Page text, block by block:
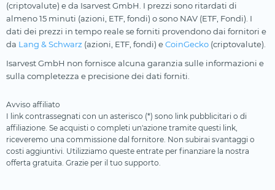
(criptovalute) e da Isarvest GmbH. I prezzi sono ritardati di
almeno 15 minuti (azioni, ETF, fondi) o sono NAV (ETF, Fondi). I
dati dei prezzi in tempo reale se forniti provendono dai fornitori e
da Lang & Schwarz (azioni, ETF, fondi) eCoinGecko (criptovalute).
Isarvest GmbH non fornisce alcuna garanzia sulle informazioni e
sulla completezza e precisione dei dati forniti.
Avviso affiliato
I link contrassegnati con un asterisco (*) sono link pubblicitari o di
affiliazione. Se acquisti o completi un'azione tramite questi link,
riceveremo una commissione dal fornitore. Non subirai svantaggi o
costi aggiuntivi. Utilizziamo queste entrate per finanziare la nostra
offerta gratuita. Grazie per il tuo supporto.